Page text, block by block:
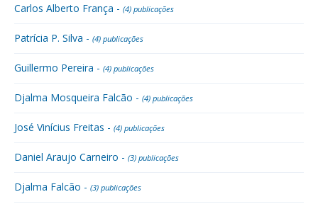
Carlos Alberto França - (4) publicações
Patrícia P. Silva - (4) publicações
Guillermo Pereira - (4) publicações
Djalma Mosqueira Falcão - (4) publicações
José Vinícius Freitas - (4) publicações
Daniel Araujo Carneiro - (3) publicações
Djalma Falcão - (3) publicações